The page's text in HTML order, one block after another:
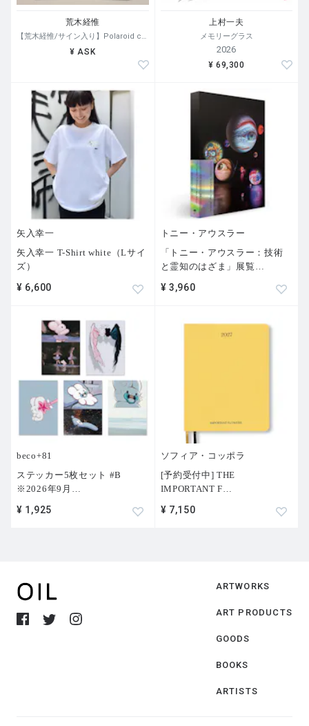
荒木経惟
【荒木経惟/サイン入り】Polaroid collage
¥ ASK
上村一夫
メモリーグラス
2026
¥ 69,300
矢入幸一
矢入幸一 T-Shirt white（Lサイ
ズ）
¥ 6,600
トニー・アウスラー
「トニー・アウスラー：技術
と霊知のはざま」展覧
¥ 3,960
beco+81
ステッカー5枚セット #B
※2026年9月 …
¥ 1,925
ソフィア・コッポラ
[予約受付中] THE
IMPORTANT F…
¥ 7,150
ARTWORKS
ART PRODUCTS
GOODS
BOOKS
ARTISTS